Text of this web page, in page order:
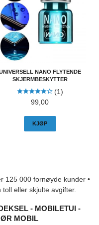
NANO FLYTENDE
SKJERMBESKYTTER
(1)
Pris
99,00
KJØP
125 000 fornøyde kunder •
eller skjulte avgifter.
- MOBILETUI -
MOBIL